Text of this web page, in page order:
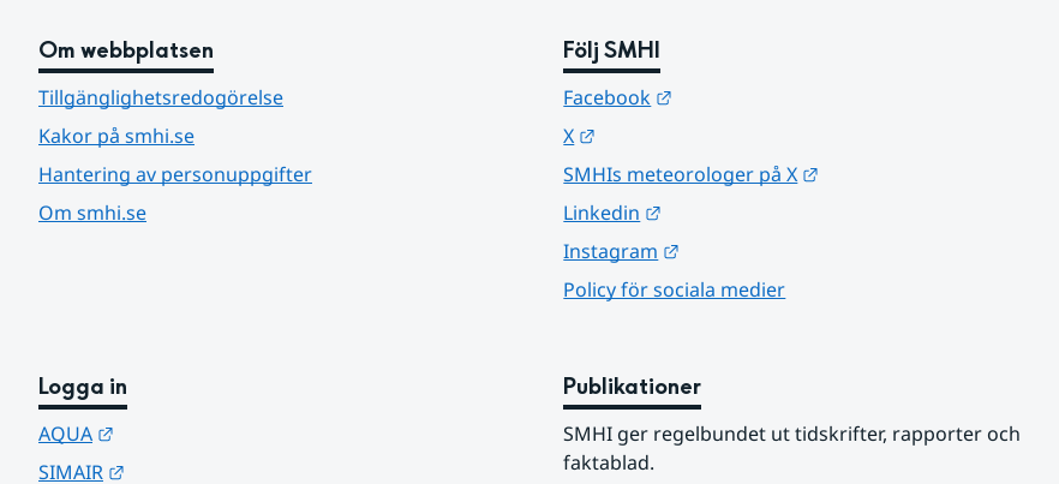
Om webbplatsen
Tillgänglighetsredogörelse
Kakor på smhi.se
Hantering av personuppgifter
Om smhi.se
Följ SMHI
Facebook
X
SMHIs meteorologer på X
Linkedin
Instagram
Policy för sociala medier
Logga in
AQUA
SIMAIR
Publikationer
SMHI ger regelbundet ut tidskrifter, rapporter och
faktablad.